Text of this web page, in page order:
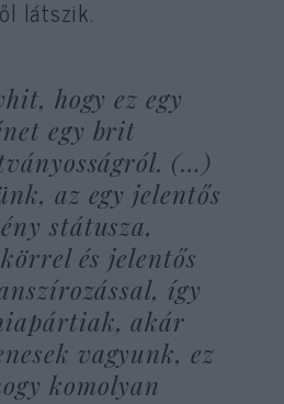
látszik.
hogy ez egy
egy brit
(…)
az egy jelentős
státusza,
és jelentős
így
akár
vagyunk, ez
komolyan